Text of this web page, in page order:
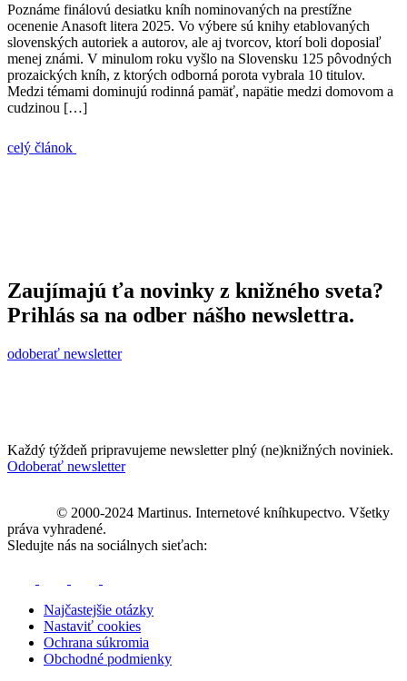
Poznáme finálovú desiatku kníh nominovaných na prestížne
ocenenie Anasoft litera 2025. Vo výbere sú knihy etablovaných
slovenských autoriek a autorov, ale aj tvorcov, ktorí boli doposiaľ
menej známi. V minulom roku vyšlo na Slovensku 125 pôvodných
prozaických kníh, z ktorých odborná porota vybrala 10 titulov.
Medzi témami dominujú rodinná pamäť, napätie medzi domovom a
cudzinou […]
celý článok
Zaujímajú ťa novinky z knižného sveta?
Prihlás sa na odber nášho newslettra.
odoberať newsletter
Každý týždeň pripravujeme newsletter plný (ne)knižných noviniek.
Odoberať newsletter
© 2000-2024 Martinus. Internetové kníhkupectvo. Všetky
práva vyhradené.
Sledujte nás na sociálnych sieťach:
Najčastejšie otázky
Nastaviť cookies
Ochrana súkromia
Obchodné podmienky